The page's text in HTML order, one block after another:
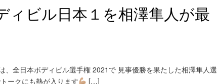
ィビル日本１を相澤隼人が最
、全日本ボディビル選手権 2021で 見事優勝を果たした相澤隼人選
ークにも熱が入ります
[…]